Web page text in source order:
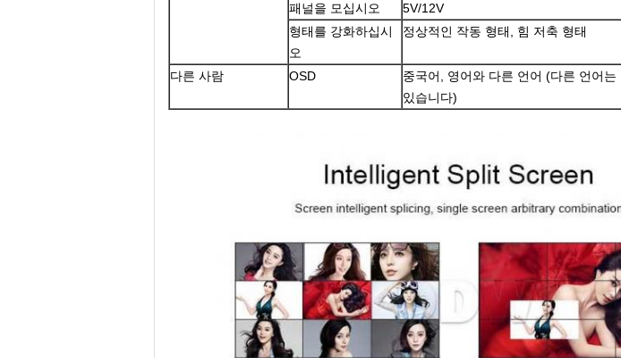
패널을 모십시오
5V/12V
형태를 강화하십시
오
정상적인 작동 형태, 힘 저축 형태
다른 사람 OSD
중국어, 영어와 다른 언어 (다른 언어
있습니다)